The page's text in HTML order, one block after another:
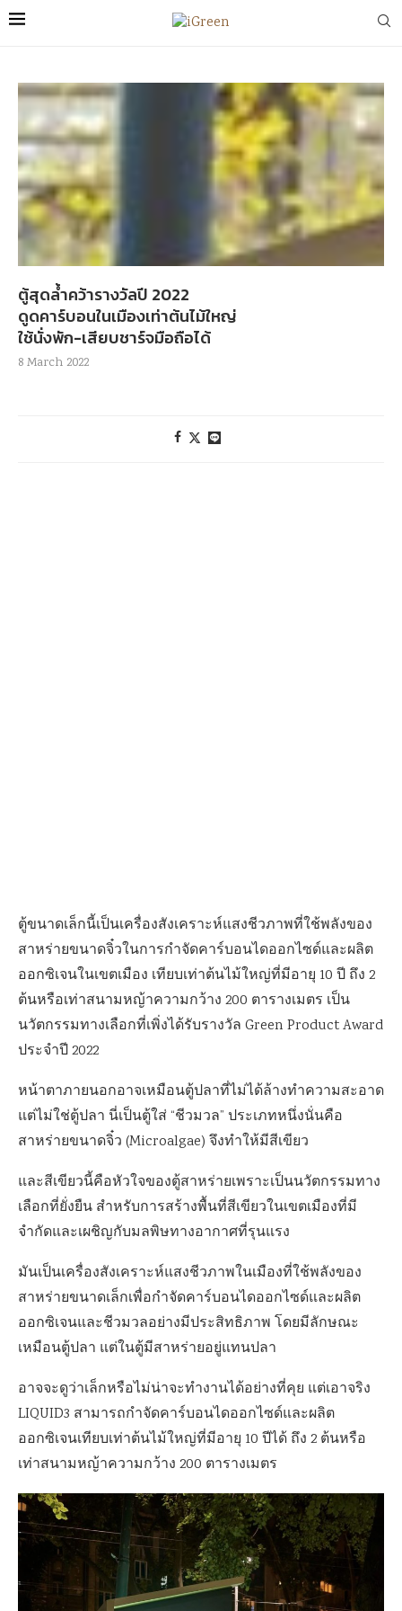
ตู้สุดล้ำคว้ารางวัลปี 2022
ดูดคาร์บอนในเมืองเท่าต้นไม้ใหญ่
ใช้นั่งพัก-เสียบชาร์จมือถือได้
8 March 2022
ตู้ขนาดเล็กนี้เป็นเครื่องสังเคราะห์แสงชีวภาพที่ใช้พลังของ
สาหร่ายขนาดจิ๋วในการกำจัดคาร์บอนไดออกไซด์และผลิต
ออกซิเจนในเขตเมือง เทียบเท่าต้นไม้ใหญ่ที่มีอายุ 10 ปี ถึง 2
ต้นหรือเท่าสนามหญ้าความกว้าง 200 ตารางเมตร เป็น
นวัตกรรมทางเลือกที่เพิ่งได้รับรางวัล Green Product Award
ประจำปี 2022
หน้าตาภายนอกอาจเหมือนตู้ปลาที่ไม่ได้ล้างทำความสะอาด
แต่ไม่ใช่ตู้ปลา นี่เป็นตู้ใส่ “ชีวมวล” ประเภทหนึ่งนั่นคือ
สาหร่ายขนาดจิ๋ว (Microalgae) จึงทำให้มีสีเขียว
และสีเขียวนี้คือหัวใจของตู้สาหร่ายเพราะเป็นนวัตกรรมทาง
เลือกที่ยั่งยืน สำหรับการสร้างพื้นที่สีเขียวในเขตเมืองที่มี
จำกัดและเผชิญกับมลพิษทางอากาศที่รุนแรง
มันเป็นเครื่องสังเคราะห์แสงชีวภาพในเมืองที่ใช้พลังของ
สาหร่ายขนาดเล็กเพื่อกำจัดคาร์บอนไดออกไซด์และผลิต
ออกซิเจนและชีวมวลอย่างมีประสิทธิภาพ โดยมีลักษณะ
เหมือนตู้ปลา แต่ในตู้มีสาหร่ายอยู่แทนปลา
อาจจะดูว่าเล็กหรือไม่น่าจะทำงานได้อย่างที่คุย แต่เอาจริง
LIQUID3 สามารถกำจัดคาร์บอนไดออกไซด์และผลิต
ออกซิเจนเทียบเท่าต้นไม้ใหญ่ที่มีอายุ 10 ปีได้ ถึง 2 ต้นหรือ
เท่าสนามหญ้าความกว้าง 200 ตารางเมตร